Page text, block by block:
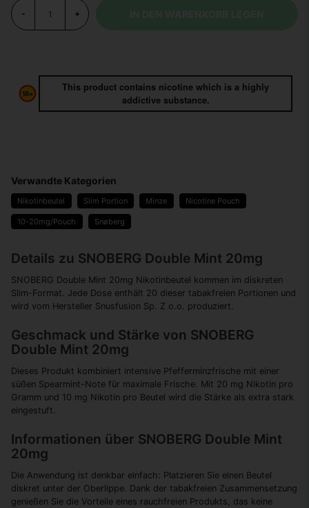
- +
This product contains nicotine which is a highly
addictive substance.
Verwandte Kategorien
Nikotinbeutel Slim Portion Minze Nicotine Pouch
10-20mg/Pouch Snøberg
Details zu SNOBERG Double Mint 20mg
SNOBERG Double Mint 20mg Nikotinbeutel kommen im diskreten
Slim-Format. Jede Dose enthält 20 dieser tabakfreien Portionen und
wird vom Hersteller Snusfusion Sp. Z o.o. produziert.
Geschmack und Stärke von SNOBERG
Double Mint 20mg
Dieses Produkt kombiniert intensive Pfefferminzfrische mit einer
süßen Spearmint-Note für maximale Frische. Mit 20 mg Nikotin pro
Gramm und 10 mg Nikotin pro Beutel wird die Stärke als extra stark
eingestuft.
Informationen über SNOBERG Double Mint
20mg
Die Anwendung ist denkbar einfach: Platzieren Sie einen Beutel
diskret unter der Oberlippe. Dank der tabakfreien Zusammensetzung
genießen Sie die Vorteile eines rauchfreien Produkts, das keine